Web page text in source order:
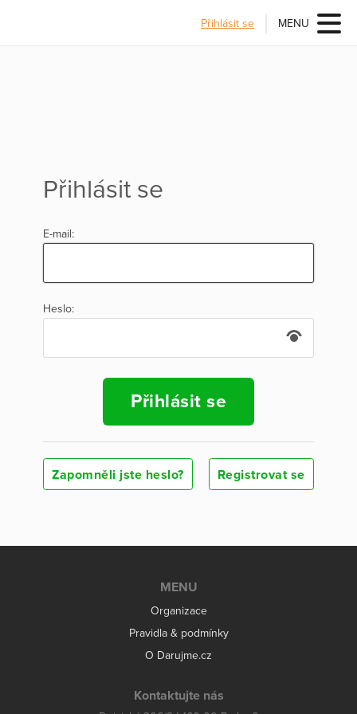
Přihlásit se MENU
Přihlásit se
E-mail:
Heslo:
Přihlásit se
Zapomněli jste heslo? Registrovat se
MENU
Organizace
Pravidla & podmínky
O Darujme.cz
Kontaktujte nás